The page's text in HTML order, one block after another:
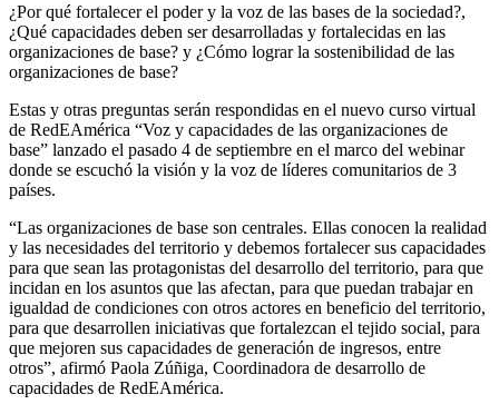
¿Por qué fortalecer el poder y la voz de las bases de la sociedad?,
¿Qué capacidades deben ser desarrolladas y fortalecidas en las
organizaciones de base? y ¿Cómo lograr la sostenibilidad de las
organizaciones de base?
Estas y otras preguntas serán respondidas en el nuevo curso virtual
de RedEAmérica “Voz y capacidades de las organizaciones de
base” lanzado el pasado 4 de septiembre en el marco del webinar
donde se escuchó la visión y la voz de líderes comunitarios de 3
países.
“Las organizaciones de base son centrales. Ellas conocen la realidad
y las necesidades del territorio y debemos fortalecer sus capacidades
para que sean las protagonistas del desarrollo del territorio, para que
incidan en los asuntos que las afectan, para que puedan trabajar en
igualdad de condiciones con otros actores en beneficio del territorio,
para que desarrollen iniciativas que fortalezcan el tejido social, para
que mejoren sus capacidades de generación de ingresos, entre
otros”, afirmó Paola Zúñiga, Coordinadora de desarrollo de
capacidades de RedEAmérica.